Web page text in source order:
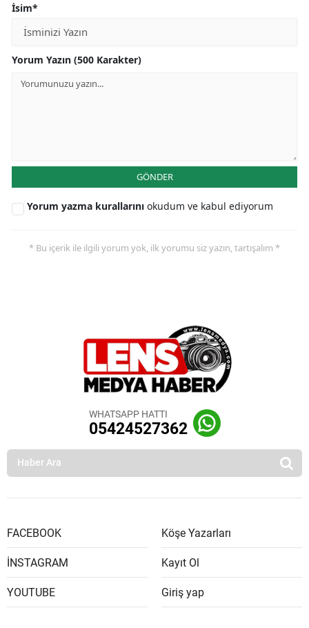
İsim*
Yorum Yazın (500 Karakter)
GÖNDER
Yorum yazma kurallarını okudum ve kabul ediyorum
* Bu içerik ile ilgili yorum yok, ilk yorumu siz yazın, tartışalım *
WHATSAPP HATTI
05424527362
FACEBOOK
İNSTAGRAM
YOUTUBE
Köşe Yazarları
Kayıt Ol
Giriş yap